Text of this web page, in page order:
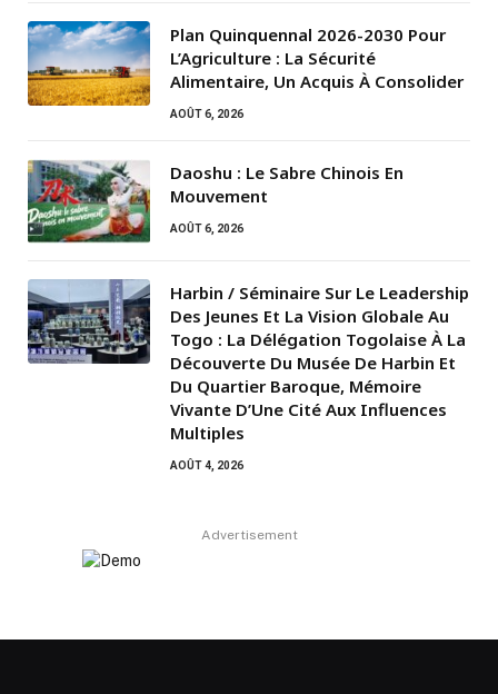
Plan Quinquennal 2026-2030 Pour
L’Agriculture : La Sécurité
Alimentaire, Un Acquis À Consolider
AOÛT 6, 2026
Daoshu : Le Sabre Chinois En
Mouvement
AOÛT 6, 2026
Harbin / Séminaire Sur Le Leadership
Des Jeunes Et La Vision Globale Au
Togo : La Délégation Togolaise À La
Découverte Du Musée De Harbin Et
Du Quartier Baroque, Mémoire
Vivante D’Une Cité Aux Influences
Multiples
AOÛT 4, 2026
Advertisement